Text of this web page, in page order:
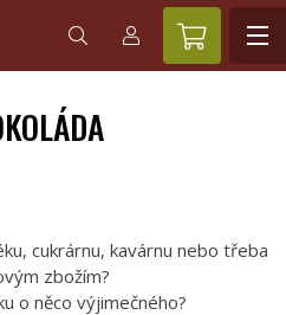
cukrárnu, kavárnu nebo třeba
zbožím?
o něco výjimečného?